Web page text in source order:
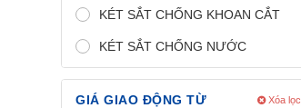
KÉT SẮT CHỐNG KHOAN CẮT
KÉT SẮT CHỐNG NƯỚC
GIÁ GIAO ĐỘNG TỪ Xóa lọc